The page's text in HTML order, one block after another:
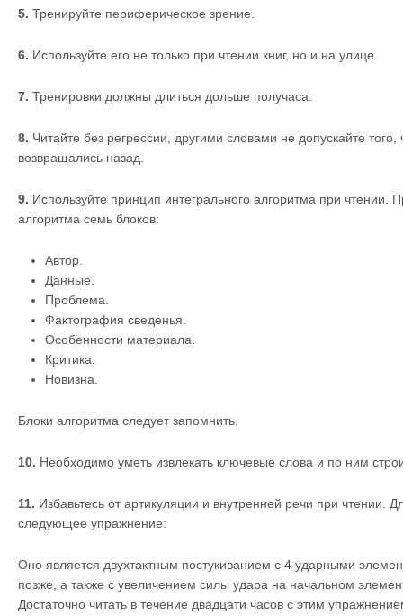
5. Тренируйте периферическое зрение.
6. Используйте его не только при чтении книг, но и на улице.
7. Тренировки должны длиться дольше получаса.
8. Читайте без регрессии, другими словами не допускайте
возвращались назад.
9. Используйте принцип интегрального алгоритма при чтении.
алгоритма семь блоков:
Автор.
Данные.
Проблема.
Фактография сведенья.
Особенности материала.
Критика.
Новизна.
Блоки алгоритма следует запомнить.
10. Необходимо уметь извлекать ключевые слова и по ним
11. Избавьтесь от артикуляции и внутренней речи при чтении.
следующее упражнение:
Оно является двухтактным постукиванием с 4 ударными
позже, а также с увеличением силы удара на начальном
Достаточно читать в течение двадцати часов с этим